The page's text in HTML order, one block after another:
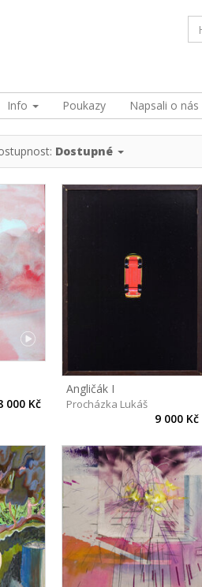
Info Poukazy Napsali o nás
Dostupné
000 Kč
Angličák I
Procházka Lukáš
9 000 Kč